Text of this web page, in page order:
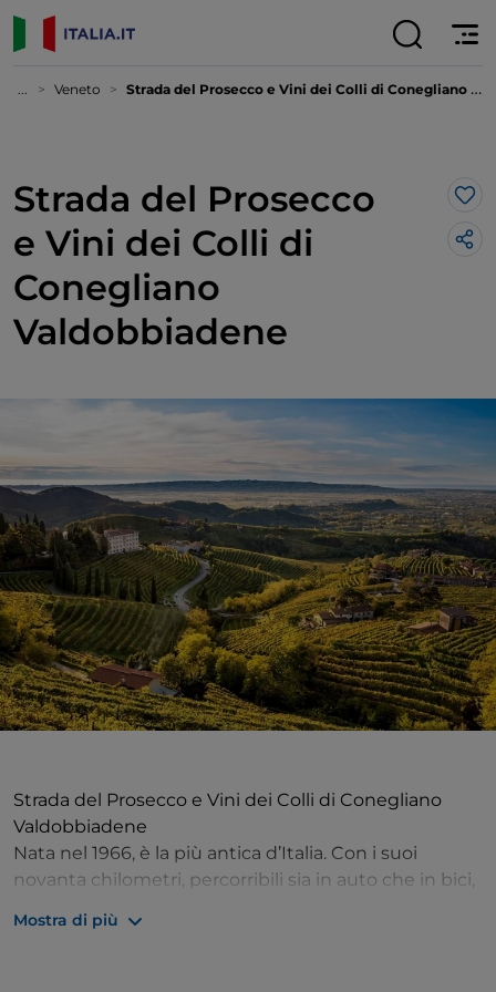
... Veneto Strada del Prosecco e Vini dei Colli di Conegliano Valdobbiadene
Strada del Prosecco
e Vini dei Colli di
Conegliano
Valdobbiadene
Strada del Prosecco e Vini dei Colli di Conegliano
Valdobbiadene
Nata nel 1966, è la più antica d’Italia. Con i suoi
novanta chilometri, percorribili sia in auto che in bici,
le due capitali del Prosecco Superiore DOCG,
Mostra di più